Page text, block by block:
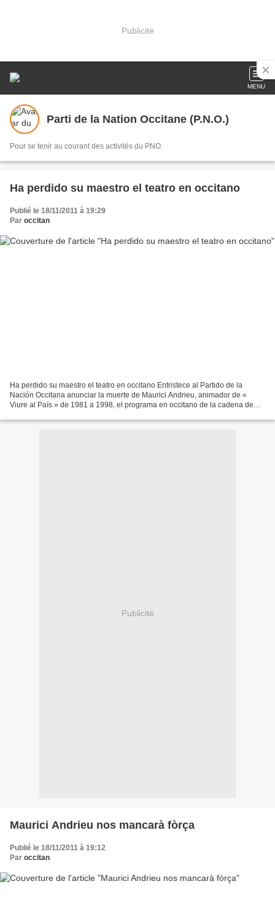
Publicité
MENU
Parti de la Nation Occitane (P.N.O.)
Pour se tenir au courant des activités du PNO.
Ha perdido su maestro el teatro en occitano
Publié le 18/11/2011 à 19:29
Par occitan
Ha perdido su maestro el teatro en occitano Entristece al Partido de la
Nación Occitana anunciar la muerte de Maurici Andrieu, animador de «
Viure al País » de 1981 a 1998, el programa en occitano de la cadena de
Publicité
Maurici Andrieu nos mancarà fòrça
Publié le 18/11/2011 à 19:12
Par occitan